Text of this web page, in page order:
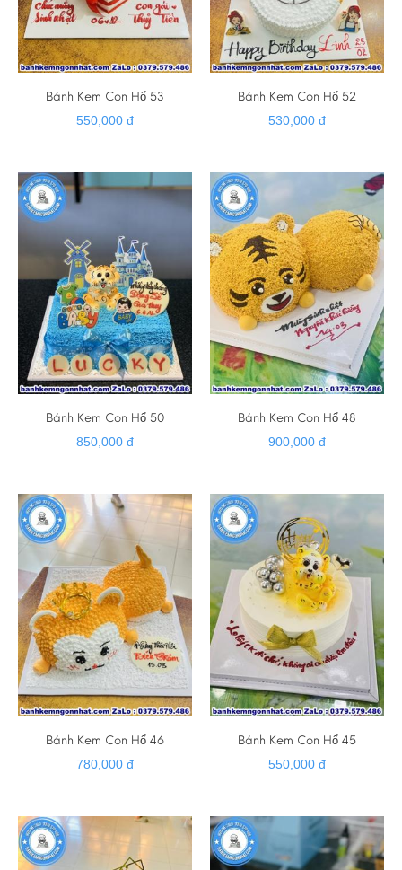
Bánh Kem Con Hổ 53
550,000 đ
Bánh Kem Con Hổ 52
530,000 đ
Bánh Kem Con Hổ 50
850,000 đ
Bánh Kem Con Hổ 48
900,000 đ
Bánh Kem Con Hổ 46
780,000 đ
Bánh Kem Con Hổ 45
550,000 đ